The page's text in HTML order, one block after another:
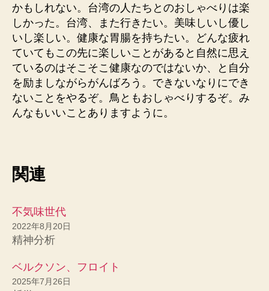
かもしれない。台湾の人たちとのおしゃべりは楽
しかった。台湾、また行きたい。美味しいし優し
いし楽しい。健康な胃腸を持ちたい。どんな疲れ
ていてもこの先に楽しいことがあると自然に思え
ているのはそこそこ健康なのではないか、と自分
を励ましながらがんばろう。できないなりにでき
ないことをやるぞ。鳥ともおしゃべりするぞ。み
んなもいいことありますように。
関連
不気味世代
2022年8月20日
精神分析
ベルクソン、フロイト
2025年7月26日